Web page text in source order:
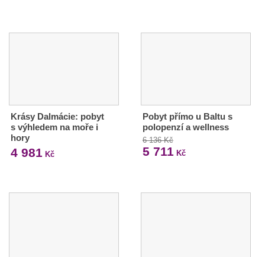
Krásy Dalmácie: pobyt
s výhledem na moře i
hory
4 981 Kč
Pobyt přímo u Baltu s
polopenzí a wellness
6 136 Kč
5 711 Kč